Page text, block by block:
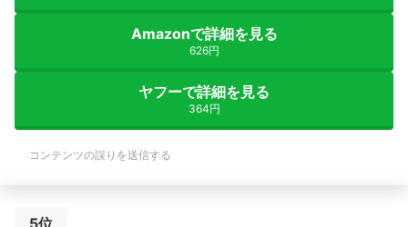
Amazonで詳細を見る
626円
ヤフーで詳細を見る
364円
コンテンツの誤りを送信する
5位